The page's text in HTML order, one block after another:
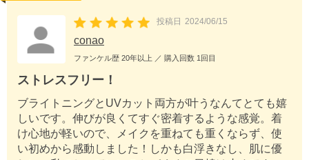
投稿日 2024/06/15
conao
ファンケル歴 20年以上 ／ 購入回数 1回目
ストレスフリー！
ブライトニングとUVカット両方が叶うなんてとても嬉
しいです。伸びが良くてすぐ密着するような感覚。着
け心地が軽いので、メイクを重ねても重くならず、使
い初めから感動しました！しかも白浮きなし、肌に優